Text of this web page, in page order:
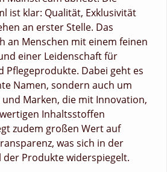
ist klar: Qualität, Exklusivität
an erster Stelle. Das
an Menschen mit einem feinen
einer Leidenschaft für
Pflegeprodukte. Dabei geht es
Namen, sondern auch um
Marken, die mit Innovation,
Inhaltsstoffen
zudem großen Wert auf
was sich in der
Produkte widerspiegelt.